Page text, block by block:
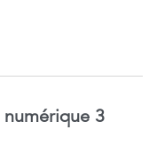
numérique 3